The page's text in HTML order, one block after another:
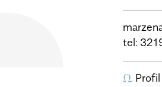
tel: